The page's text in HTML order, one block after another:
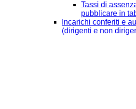
Tassi di
pubblicare in
Incarichi conferiti e
(dirigenti e non